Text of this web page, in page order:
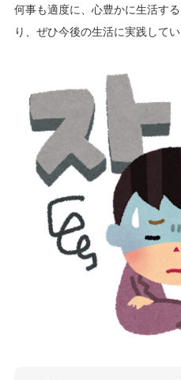
何事も適度に、心豊かに生活す
り、ぜひ今後の生活に実践して